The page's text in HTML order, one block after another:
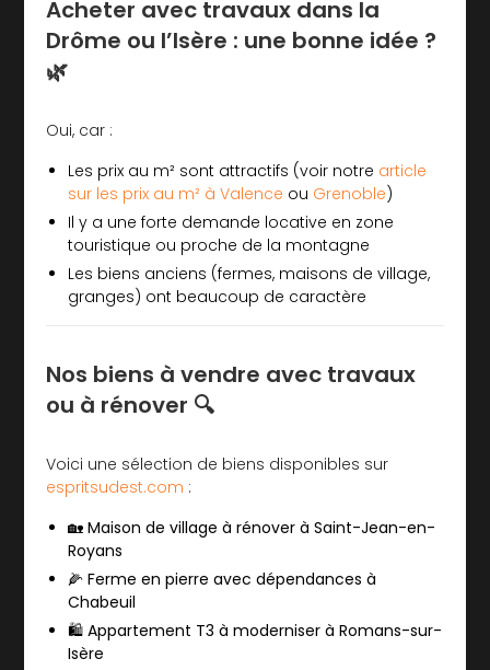
Acheter avec travaux dans la
Drôme ou l’Isère : une bonne idée ?
🌿
Oui, car :
Les prix au m² sont attractifs (voir notre article
sur les prix au m² à Valence ou Grenoble)
Il y a une forte demande locative en zone
touristique ou proche de la montagne
Les biens anciens (fermes, maisons de village,
granges) ont beaucoup de caractère
Nos biens à vendre avec travaux
ou à rénover 🔍
Voici une sélection de biens disponibles sur
espritsudest.com :
🏡Maison de village à rénover à Saint-Jean-en-
Royans
🌽Ferme en pierre avec dépendances à
Chabeuil
🛍️Appartement T3 à moderniser à Romans-sur-
Isère